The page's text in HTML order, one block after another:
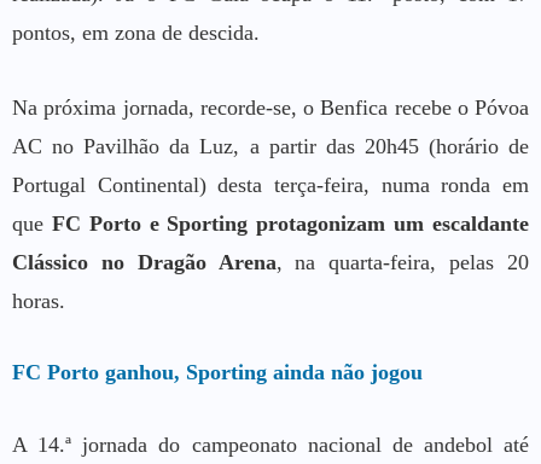
pontos, em zona de descida.
Na próxima jornada, recorde-se, o Benfica recebe o Póvoa
AC no Pavilhão da Luz, a partir das 20h45 (horário de
Portugal Continental) desta terça-feira, numa ronda em
que FC Porto e Sporting protagonizam um escaldante
Clássico no Dragão Arena, na quarta-feira, pelas 20
horas.
FC Porto ganhou, Sporting ainda não jogou
A 14.ª jornada do campeonato nacional de andebol até